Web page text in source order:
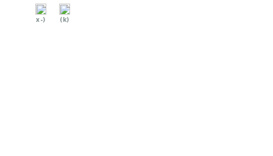
x-) (k)